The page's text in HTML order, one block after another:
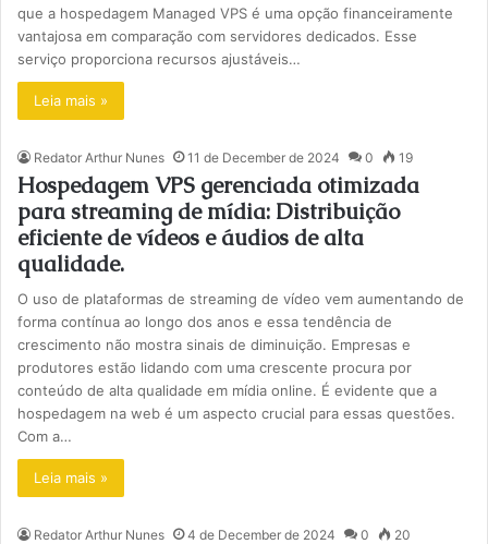
que a hospedagem Managed VPS é uma opção financeiramente
vantajosa em comparação com servidores dedicados. Esse
serviço proporciona recursos ajustáveis…
Leia mais »
Redator Arthur Nunes 11 de December de 2024 0 19
Hospedagem VPS gerenciada otimizada
para streaming de mídia: Distribuição
eficiente de vídeos e áudios de alta
qualidade.
O uso de plataformas de streaming de vídeo vem aumentando de
forma contínua ao longo dos anos e essa tendência de
crescimento não mostra sinais de diminuição. Empresas e
produtores estão lidando com uma crescente procura por
conteúdo de alta qualidade em mídia online. É evidente que a
hospedagem na web é um aspecto crucial para essas questões.
Com a…
Leia mais »
Redator Arthur Nunes 4 de December de 2024 0 20